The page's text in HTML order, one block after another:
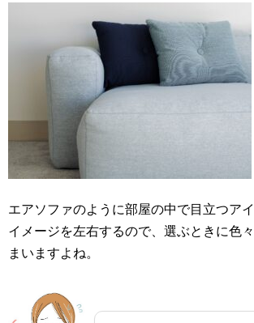
エアソファのように部屋の中で目立つア
イメージを左右するので、選ぶときに色
まいますよね。